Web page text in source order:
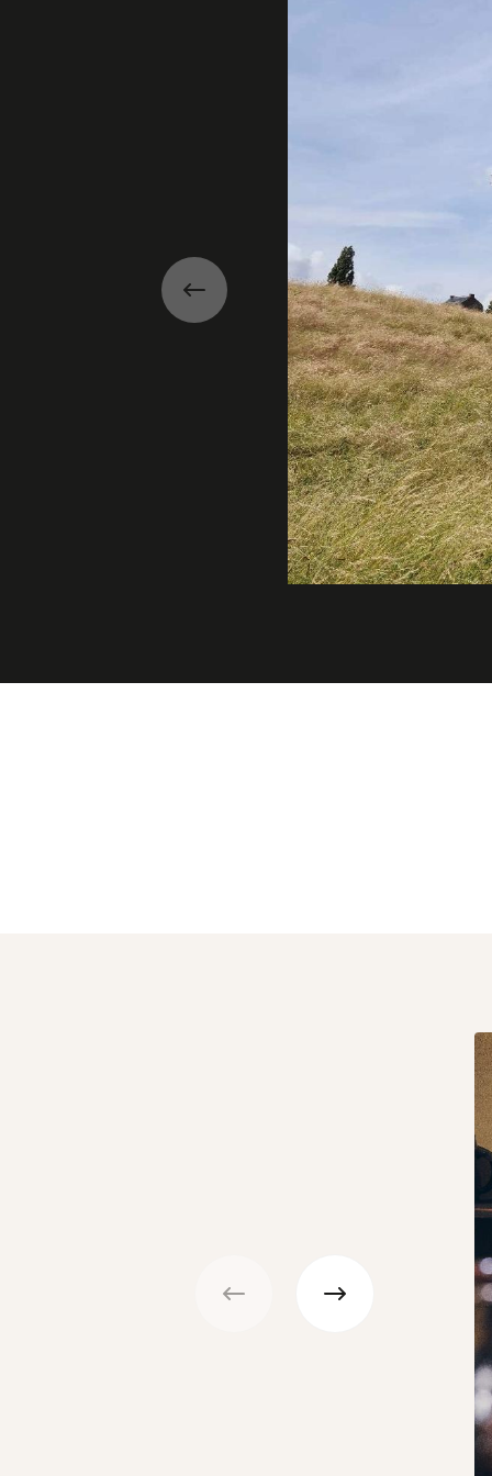
Précédent
Précédent Suivant